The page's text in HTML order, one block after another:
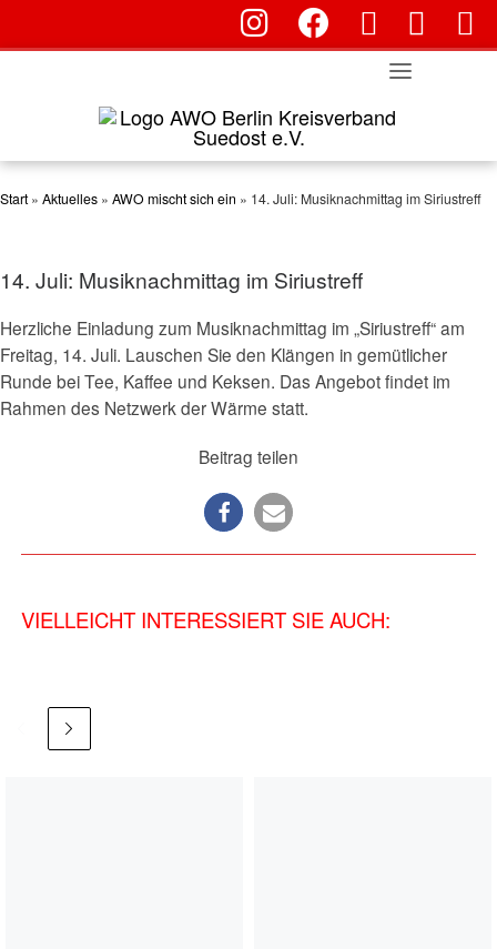
content
fab fa-instagramfab fa-facebook
fas fa-far fa-
Start » Aktuelles » AWO mischt sich ein » 14. Juli: Musiknachmittag im Siriustreff
14. Juli: Musiknachmittag im Siriustreff
Herzliche Einladung zum Musiknachmittag im „Siriustreff“ am
Freitag, 14. Juli. Lauschen Sie den Klängen in gemütlicher
Runde bei Tee, Kaffee und Keksen. Das Angebot findet im
Rahmen des Netzwerk der Wärme statt.
Beitrag teilen
VIELLEICHT INTERESSIERT SIE AUCH: